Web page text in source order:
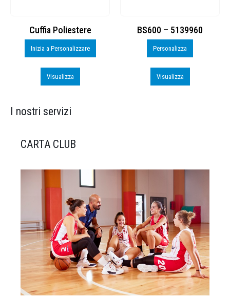
Cuffia Poliestere
Inizia a Personalizzare
Visualizza
BS600 – 5139960
Personalizza
Visualizza
I nostri servizi
CARTA CLUB